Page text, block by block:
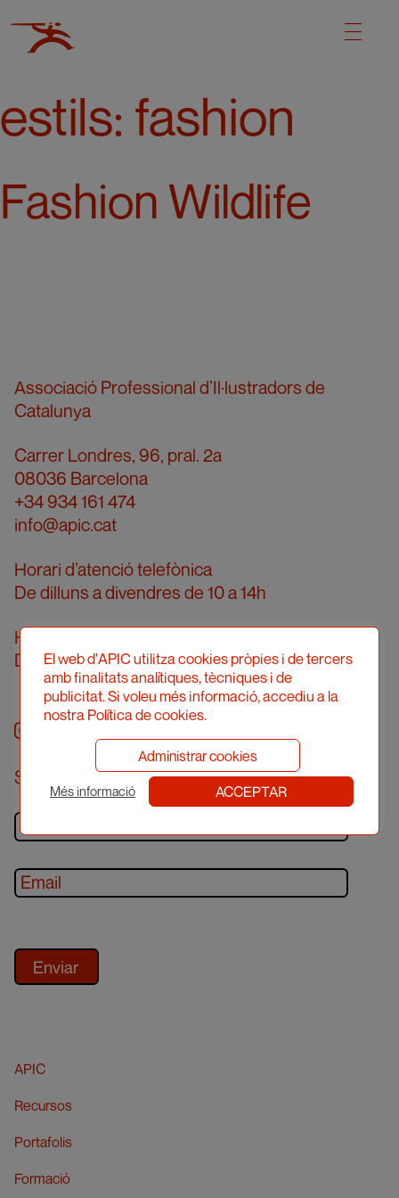
estils: fashion
Fashion Wildlife
Associació Professional d’Il·lustradors de
Catalunya
Carrer Londres, 96, pral. 2a
08036 Barcelona
+34 934 161 474
info@apic.cat
Horari d’atenció telefònica
De dilluns a divendres de 10 a 14h
Horari d’atenció presencial
Demanar cita prèvia
Subscriu-te al newsletter
APIC
Recursos
Portafolis
Formació
El web d'APIC utilitza cookies pròpies i de tercers
amb finalitats analítiques, tècniques i de
publicitat. Si voleu més informació, accediu a la
nostra Política de cookies.
Administrar cookies
Més informació ACCEPTAR